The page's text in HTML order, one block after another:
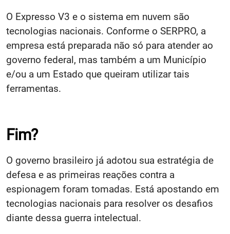
O Expresso V3 e o sistema em nuvem são
tecnologias nacionais. Conforme o SERPRO, a
empresa está preparada não só para atender ao
governo federal, mas também a um Município
e/ou a um Estado que queiram utilizar tais
ferramentas.
Fim?
O governo brasileiro já adotou sua estratégia de
defesa e as primeiras reações contra a
espionagem foram tomadas. Está apostando em
tecnologias nacionais para resolver os desafios
diante dessa guerra intelectual.